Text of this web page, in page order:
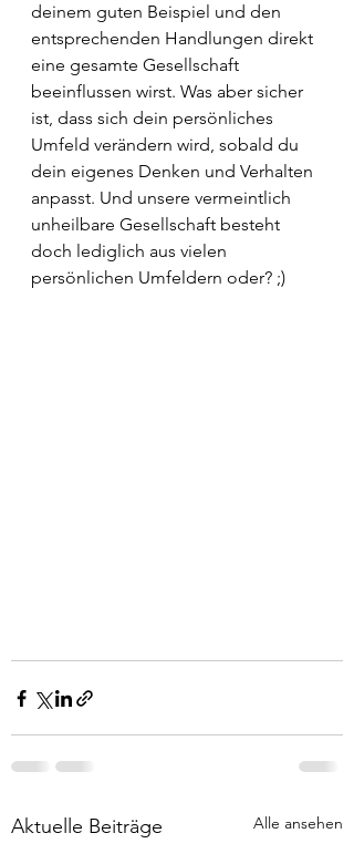
deinem guten Beispiel und den
entsprechenden Handlungen direkt
eine gesamte Gesellschaft
beeinflussen wirst. Was aber sicher
ist, dass sich dein persönliches
Umfeld verändern wird, sobald du
dein eigenes Denken und Verhalten
anpasst. Und unsere vermeintlich
unheilbare Gesellschaft besteht
doch lediglich aus vielen
persönlichen Umfeldern oder? ;)
Aktuelle Beiträge Alle ansehen